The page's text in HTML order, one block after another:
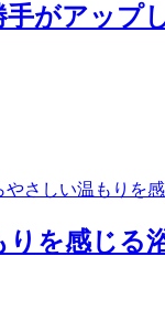
がアップ
を感じる